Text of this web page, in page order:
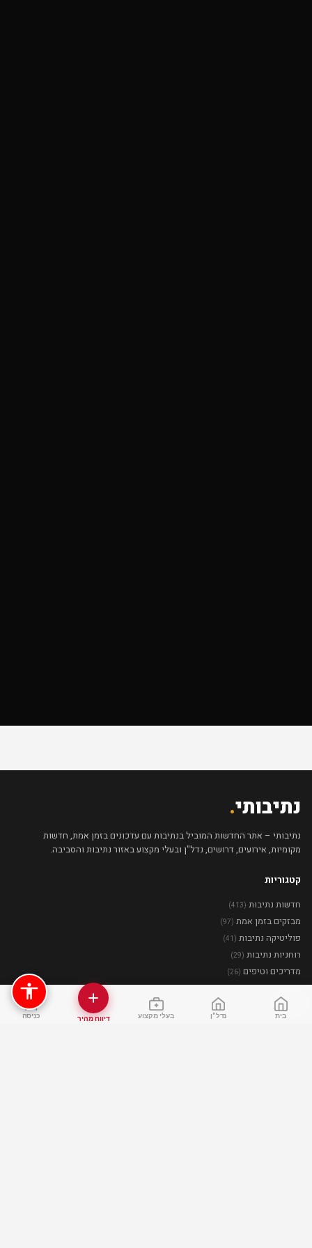
נתיבותי.
נתיבותי – אתר החדשות המוביל בנתיבות עם עדכונים בזמן אמת, חדשות
מקומיות, אירועים, דרושים, נדל"ן ובעלי מקצוע באזור נתיבות והסביבה.
קטגוריות
חדשות נתיבות (413)
מבזקים בזמן אמת (97)
פוליטיקה נתיבות (41)
רוחניות נתיבות (29)
מדריכים וטיפים (26)
האתר
בית נדל"ן בעלי מקצוע דיווח מהיר כניסה